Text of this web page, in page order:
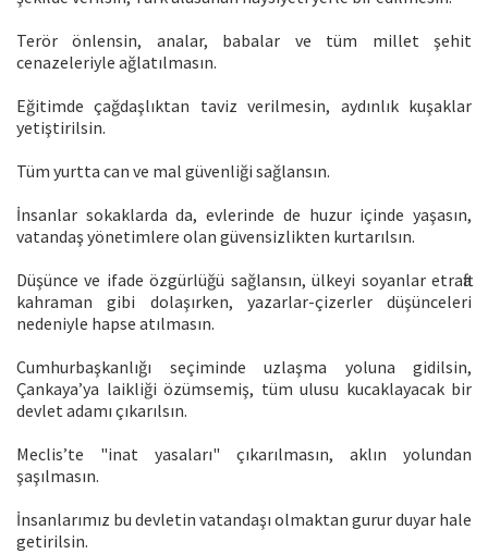
Terör önlensin, analar, babalar ve tüm millet şehit
cenazeleriyle ağlatılmasın.
Eğitimde çağdaşlıktan taviz verilmesin, aydınlık kuşaklar
yetiştirilsin.
Tüm yurtta can ve mal güvenliği sağlansın.
İnsanlar sokaklarda da, evlerinde de huzur içinde yaşasın,
vatandaş yönetimlere olan güvensizlikten kurtarılsın.
Düşünce ve ifade özgürlüğü sağlansın, ülkeyi soyanlar etrafta
kahraman gibi dolaşırken, yazarlar-çizerler düşünceleri
nedeniyle hapse atılmasın.
Cumhurbaşkanlığı seçiminde uzlaşma yoluna gidilsin,
Çankaya’ya laikliği özümsemiş, tüm ulusu kucaklayacak bir
devlet adamı çıkarılsın.
Meclis’te "inat yasaları" çıkarılmasın, aklın yolundan
şaşılmasın.
İnsanlarımız bu devletin vatandaşı olmaktan gurur duyar hale
getirilsin.